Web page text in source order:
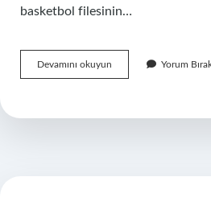
basketbol filesinin…
Devamını okuyun Basketbol
filesi
?
Yorum